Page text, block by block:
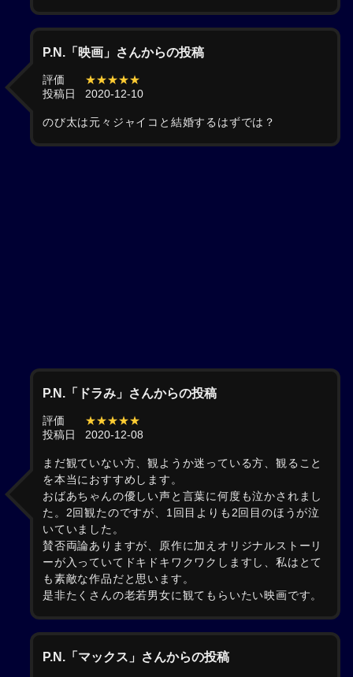
P.N.「映画」さんからの投稿
評価
★★★★★
投稿日
2020-12-10
のび太は元々ジャイコと結婚するはずでは？
P.N.「ドラみ」さんからの投稿
評価
★★★★★
投稿日
2020-12-08
まだ観ていない方、観ようか迷っている方、観ること
を本当におすすめします。
おばあちゃんの優しい声と言葉に何度も泣かされまし
た。2回観たのですが、1回目よりも2回目のほうが泣
いていました。
賛否両論ありますが、原作に加えオリジナルストーリ
ーが入っていてドキドキワクワクしますし、私はとて
も素敵な作品だと思います。
是非たくさんの老若男女に観てもらいたい映画です。
P.N.「マックス」さんからの投稿